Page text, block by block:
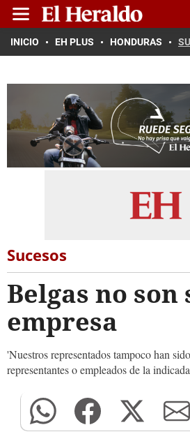
INICIO EH PLUS HONDURAS
Sucesos
Belgas no son
empresa
'Nuestros representados tampoco han
representantes o empleados de la